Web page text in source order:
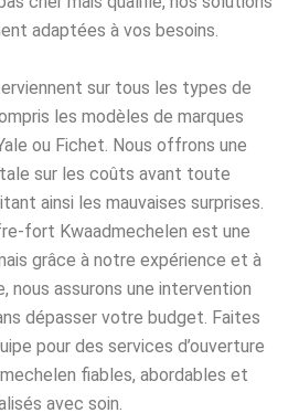
adaptées à vos besoins.
sur tous les types de
les modèles de marques
ou Fichet. Nous offrons une
sur les coûts avant toute
ainsi les mauvaises surprises.
fort Kwaadmechelen est une
grâce à notre expérience et à
nous assurons une intervention
dépasser votre budget. Faites
pour des services d’ouverture
fiables, abordables et
avec soin.